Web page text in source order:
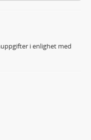
i enlighet med